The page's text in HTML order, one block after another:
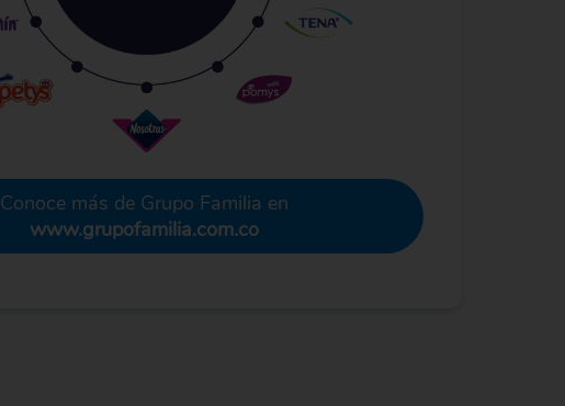
Conoce más de Grupo Familia en
www.grupofamilia.com.co